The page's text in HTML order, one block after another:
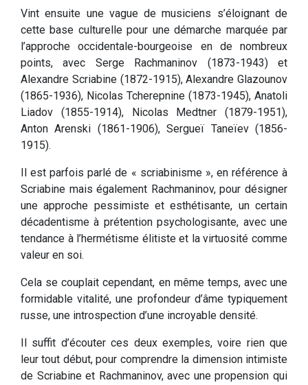
Vint ensuite une vague de musiciens s’éloignant de
cette base culturelle pour une démarche marquée par
l’approche occidentale-bourgeoise en de nombreux
points, avec Serge Rachmaninov (1873-1943) et
Alexandre Scriabine (1872-1915), Alexandre Glazounov
(1865-1936), Nicolas Tcherepnine (1873-1945), Anatoli
Liadov (1855-1914), Nicolas Medtner (1879-1951),
Anton Arenski (1861-1906), Sergueï Taneïev (1856-
1915).
Il est parfois parlé de « scriabinisme », en référence à
Scriabine mais également Rachmaninov, pour désigner
une approche pessimiste et esthétisante, un certain
décadentisme à prétention psychologisante, avec une
tendance à l’hermétisme élitiste et la virtuosité comme
valeur en soi.
Cela se couplait cependant, en même temps, avec une
formidable vitalité, une profondeur d’âme typiquement
russe, une introspection d’une incroyable densité.
Il suffit d’écouter ces deux exemples, voire rien que
leur tout début, pour comprendre la dimension intimiste
de Scriabine et Rachmaninov, avec une propension qui